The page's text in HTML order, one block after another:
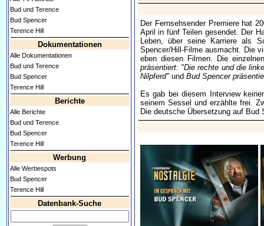
Bud und Terence
Bud Spencer
Terence Hill
Dokumentationen
Alle Dokumentationen
Bud und Terence
Bud Spencer
Terence Hill
Berichte
Alle Berichte
Bud und Terence
Bud Spencer
Terence Hill
Werbung
Alle Werbespots
Bud Spencer
Terence Hill
Datenbank-Suche
Der Fernsehsender Premiere hat
April in fünf Teilen gesendet. Der
Leben, über seine Karriere als
Spencer/Hill-Filme ausmacht. Die
eben diesen Filmen. Die
präsentiert: "Die rechte und die
Nilpferd" und Bud Spencer
Es gab bei diesem Interview
seinem Sessel und erzählte frei.
Die deutsche Übersetzung auf